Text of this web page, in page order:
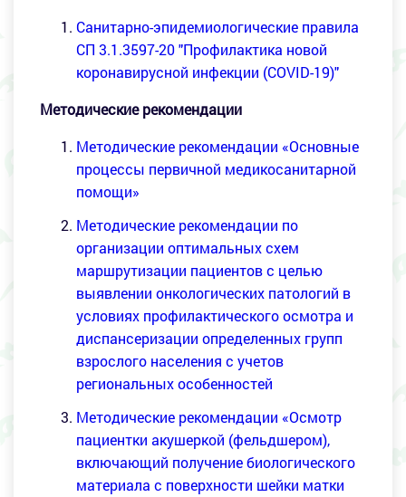
Санитарно-эпидемиологические правила
СП 3.1.3597-20 "Профилактика новой
коронавирусной инфекции (COVID-19)"
Методические рекомендации
Методические рекомендации «Основные
процессы первичной медикосанитарной
помощи»
Методические рекомендации по
организации оптимальных схем
маршрутизации пациентов с целью
выявлении онкологических патологий в
условиях профилактического осмотра и
диспансеризации определенных групп
взрослого населения с учетов
региональных особенностей
Методические рекомендации «Осмотр
пациентки акушеркой (фельдшером),
включающий получение биологического
материала с поверхности шейки матки